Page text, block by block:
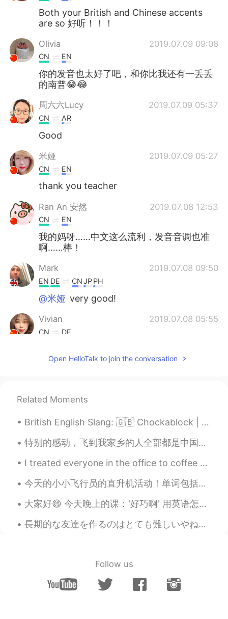
Both your British and Chinese accents
are so 好听！！！
Olivia 2019.07.09 09:08
CN EN
你的发音也太好了吧，和你比我还有一丢丢
的南普😂😂
周六六Lucy 2019.07.09 05:37
CN AR
Good
米娅 2019.07.09 05:27
CN EN
thank you teacher
Ran An 安然 2019.07.08 12:53
CN EN
我的妈呀……中文这么流利，发音音调也准
啊……棒！
Mark 2019.07.08 09:50
EN DE CNJPPH
@米娅 very good!
Vivian 2019.07.08 05:55
CN DE
Did you guys try fly with the real
ENDE CN JPPH
@Jaz nice！
Penélopê Clotilda 2019.07.07 10:47
Jaz 2019.07.07 10:09
Open HelloTalk to join the conversation
Related Moments
British English Slang: 🇬🇧 Chockablock | 사람들이 너무 많아요 예문: 매일 명동에서 사람들이 너무 많아요... Example: Every...
特别的感动，飞到我家乡的人全部都是中国人，欢迎欢迎！ 我已经在中国6个月了，今天我回国的时间就到了。谢谢每一个很热情的中国人。你们的国家真的是礼仪之邦。 下一站，英国，伦敦 I am so...
I treated everyone in the office to coffee today because I'm about to leave my job. My colleague ...
今天的小小飞行员的直升机活动！单词包括： Helicopter - 直升机 Pilot - 飞行员 Fly - 飞 Land - 降落 有很多小朋友参加了我们的活动，你们看他们长得都很帅😄😄...
大家好😄 今天晚上的课：'好巧啊' 用英语怎么表达？ That's such a coincidence! （最正常的） That's so funny! (然后你要解释funny的情况） ...
長期的な友達を作るのはとても難しいやねん！！ なぜ私はいつも会話を続けなければならないの、、、 （＞＜） または彼らは私のメッセージを無視し、 それは６年ほどお互いを知っている友達がすること...
Follow us